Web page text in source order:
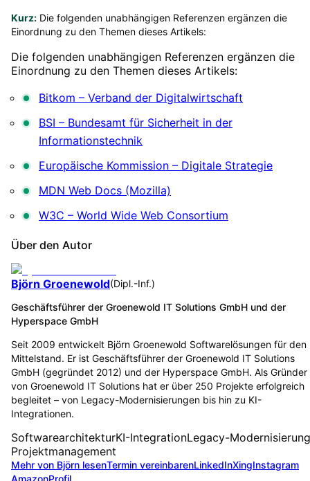
Kurz: Die folgenden unabhängigen Referenzen ergänzen die
Einordnung zu den Themen dieses Artikels:
Die folgenden unabhängigen Referenzen ergänzen die
Einordnung zu den Themen dieses Artikels:
Bitkom – Verband der Digitalwirtschaft
BSI – Bundesamt für Sicherheit in der
Informationstechnik
Europäische Kommission – Digitale Strategie
MDN Web Docs (Mozilla)
W3C – World Wide Web Consortium
Über den Autor
Björn Groenewold(Dipl.-Inf.)
Geschäftsführer der Groenewold IT Solutions GmbH und der
Hyperspace GmbH
Seit 2009 entwickelt Björn Groenewold Softwarelösungen für den
Mittelstand. Er ist Geschäftsführer der Groenewold IT Solutions
GmbH (gegründet 2012) und der Hyperspace GmbH. Als Gründer
von Groenewold IT Solutions hat er über 250 Projekte erfolgreich
begleitet – von Legacy-Modernisierungen bis hin zu KI-
Integrationen.
SoftwarearchitekturKI-IntegrationLegacy-Modernisierung
Projektmanagement
Mehr von Björn lesenTermin vereinbarenLinkedInXingInstagram
AmazonProfil